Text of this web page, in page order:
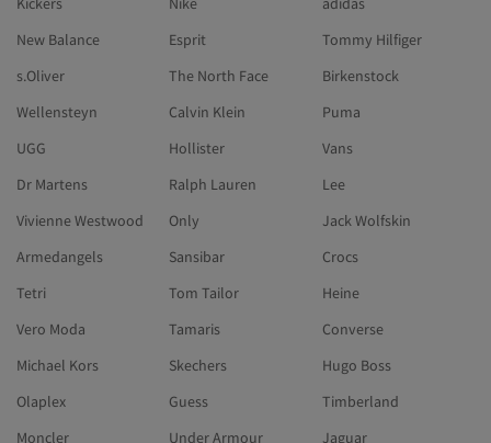
New Balance
Esprit
Tommy Hilfiger
s.Oliver
The North Face
Birkenstock
Wellensteyn
Calvin Klein
Puma
UGG
Hollister
Vans
Dr Martens
Ralph Lauren
Lee
Vivienne Westwood
Only
Jack Wolfskin
Armedangels
Sansibar
Crocs
Tetri
Tom Tailor
Heine
Vero Moda
Tamaris
Converse
Michael Kors
Skechers
Hugo Boss
Olaplex
Guess
Timberland
Moncler
Under Armour
Jaguar